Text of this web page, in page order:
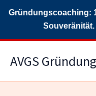
Gründungscoaching:
Souveränität.
InhaltAVGS